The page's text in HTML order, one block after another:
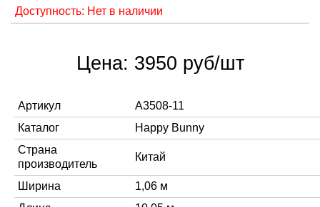
Доступность: Нет в наличии
Цена: 3950 руб/шт
Артикул
A3508-11
Каталог
Happy Bunny
Страна
производитель
Китай
Ширина
1,06 м